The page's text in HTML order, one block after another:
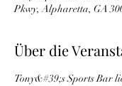
Pkwy, Alpharetta, GA
Über die
Tony&#39;s Sports Bar